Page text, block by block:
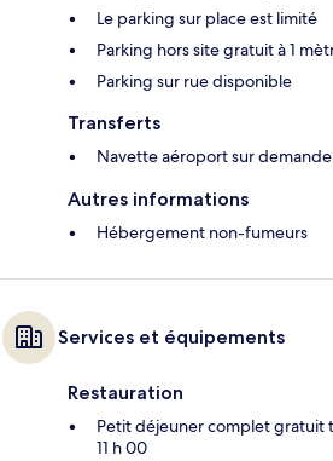
Le parking sur place est limité
Parking hors site gratuit à 1
Parking sur rue disponible
Transferts
Navette aéroport sur
Autres informations
Hébergement non-fumeurs
Services et équipements
Restauration
Petit déjeuner complet gratuit
11 h 00